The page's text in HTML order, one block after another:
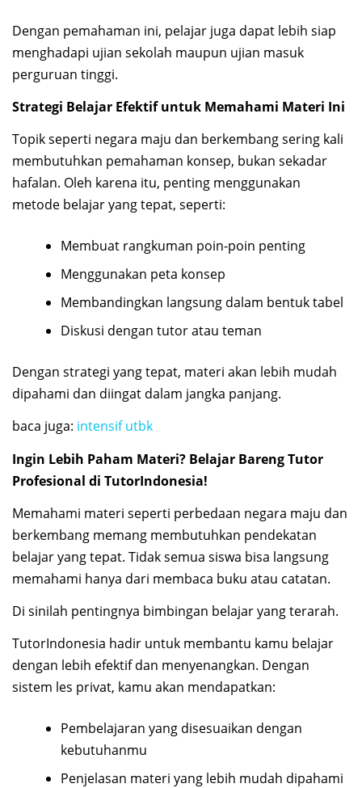
Dengan pemahaman ini, pelajar juga dapat lebih siap
menghadapi ujian sekolah maupun ujian masuk
perguruan tinggi.
Strategi Belajar Efektif untuk Memahami Materi Ini
Topik seperti negara maju dan berkembang sering kali
membutuhkan pemahaman konsep, bukan sekadar
hafalan. Oleh karena itu, penting menggunakan
metode belajar yang tepat, seperti:
Membuat rangkuman poin-poin penting
Menggunakan peta konsep
Membandingkan langsung dalam bentuk tabel
Diskusi dengan tutor atau teman
Dengan strategi yang tepat, materi akan lebih mudah
dipahami dan diingat dalam jangka panjang.
baca juga: intensif utbk
Ingin Lebih Paham Materi? Belajar Bareng Tutor
Profesional di TutorIndonesia!
Memahami materi seperti perbedaan negara maju dan
berkembang memang membutuhkan pendekatan
belajar yang tepat. Tidak semua siswa bisa langsung
memahami hanya dari membaca buku atau catatan.
Di sinilah pentingnya bimbingan belajar yang terarah.
TutorIndonesia hadir untuk membantu kamu belajar
dengan lebih efektif dan menyenangkan. Dengan
sistem les privat, kamu akan mendapatkan:
Pembelajaran yang disesuaikan dengan
kebutuhanmu
Penjelasan materi yang lebih mudah dipahami